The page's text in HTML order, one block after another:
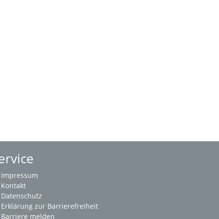
Impressum
Kontakt
Datenschutz
Erklärung zur Barrierefreiheit
Barriere melden